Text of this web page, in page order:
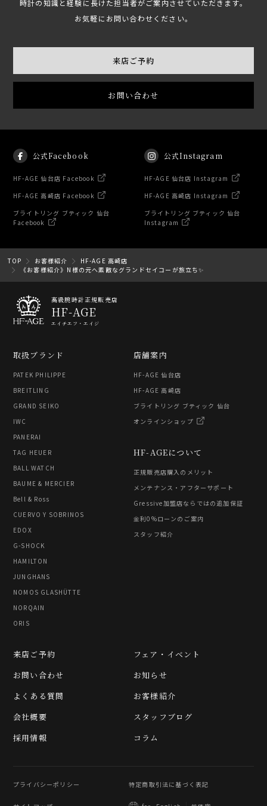
時計の知識と経験に長けた担当者がご案内させていただきます。
お気軽にお問い合わせください。
来店ご予約
お問い合わせ
公式Facebook
HF-AGE 仙台店 Facebook
HF-AGE 高崎店 Facebook
ブライトリング ブティック 仙台
Facebook
公式Instagram
HF-AGE 仙台店 Instagram
HF-AGE 高崎店 Instagram
ブライトリング ブティック 仙台
Instagram
TOP お客様紹介
HF-AGE 高崎店
《お客様紹介》N様の元へ素敵なグランドセイコーが旅立ち✨
高級腕時計正規販売店
HF-AGE
エイチエフ・エイジ
取扱ブランド
PATEK PHILIPPE
BREITLING
GRAND SEIKO
IWC
PANERAI
TAG HEUER
BALL WATCH
BAUME & MERCIER
Bell & Ross
CUERVO Y SOBRINOS
EDOX
G-SHOCK
HAMILTON
JUNGHANS
NOMOS GLASHÜTTE
NORQAIN
ORIS
HF-AGEについて
正規販売店購入のメリット
メンテナンス・アフターサポート
Gressive加盟店ならではの追加保証
金利0%ローンのご案内
スタッフ紹介
店舗案内
HF-AGE 仙台店
HF-AGE 高崎店
ブライトリング ブティック 仙台
オンラインショップ
フェア・イベント
お知らせ
お客様紹介
スタッフブログ
コラム
来店ご予約
お問い合わせ
よくある質問
会社概要
採用情報
プライバシーポリシー 特定商取引法に基づく表記